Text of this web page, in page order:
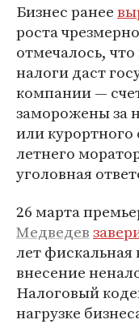
Бизнес ранее
роста
отмечалось,
налоги даст
компании —
заморожены за
или курортного
летнего
уголовная
26 марта
Медведев
лет фискальная
внесение
Налоговый
нагрузке